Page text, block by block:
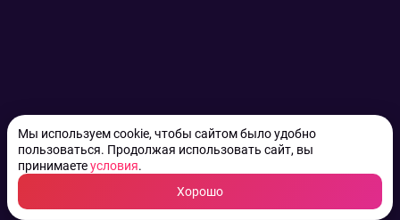
Мы используем cookie, чтобы сайтом было удобно
пользоваться. Продолжая использовать сайт, вы
принимаетеусловия.
Хорошо